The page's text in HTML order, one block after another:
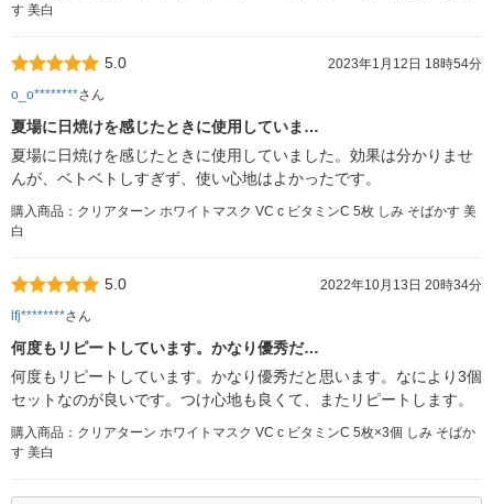
す 美白
5.0
2023年1月12日 18時54分
o_o********さん
夏場に日焼けを感じたときに使用していま…
夏場に日焼けを感じたときに使用していました。効果は分かりませ
んが、ベトベトしすぎず、使い心地はよかったです。
購入商品：クリアターン ホワイトマスク VC c ビタミンC 5枚 しみ そばかす 美
白
5.0
2022年10月13日 20時34分
lfj********さん
何度もリピートしています。かなり優秀だ…
何度もリピートしています。かなり優秀だと思います。なにより3個
セットなのが良いです。つけ心地も良くて、またリピートします。
購入商品：クリアターン ホワイトマスク VC c ビタミンC 5枚×3個 しみ そばか
す 美白